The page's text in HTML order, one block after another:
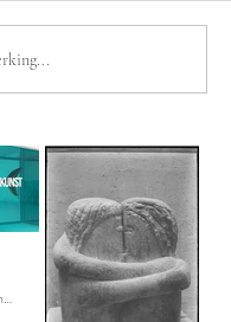
10 minuten om te lezen